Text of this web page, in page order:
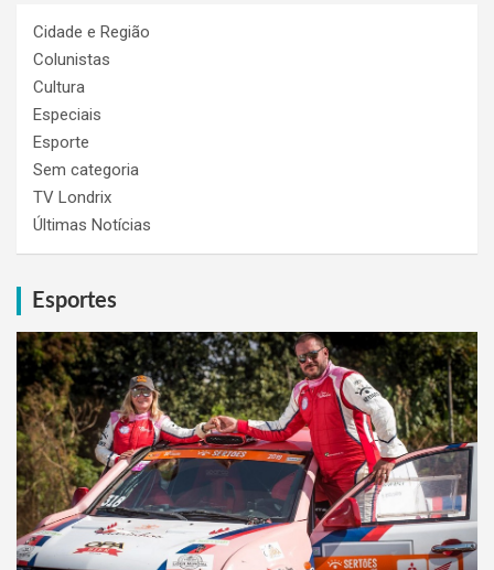
Cidade e Região
Colunistas
Cultura
Especiais
Esporte
Sem categoria
TV Londrix
Últimas Notícias
Esportes